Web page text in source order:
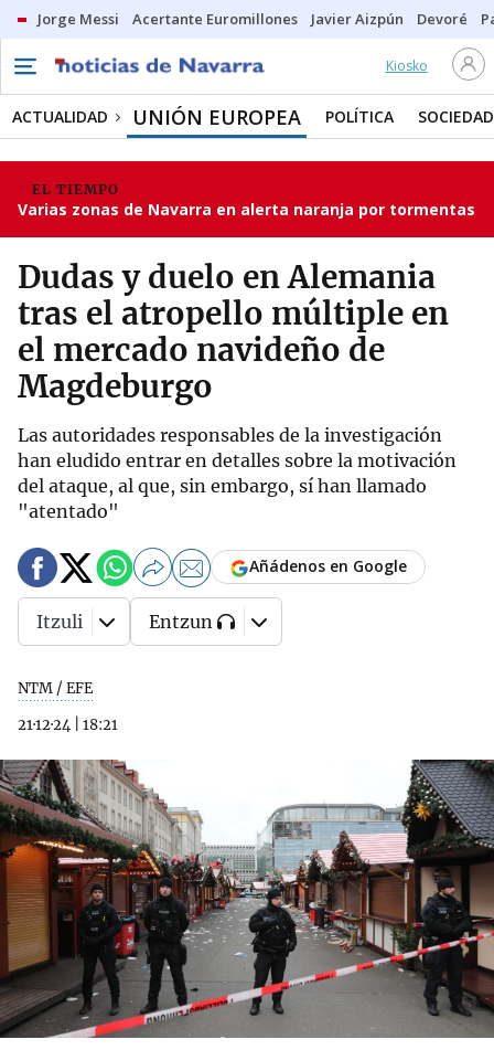
Jorge Messi Acertante Euromillones Javier Aizpún Devoré
Kiosko
ACTUALIDAD UNIÓN EUROPEA POLÍTICA SOCIEDAD
EL TIEMPO
Varias zonas de Navarra en alerta naranja por tormentas
Dudas y duelo en Alemania
tras el atropello múltiple en
el mercado navideño de
Magdeburgo
Las autoridades responsables de la investigación
han eludido entrar en detalles sobre la motivación
del ataque, al que, sin embargo, sí han llamado
"atentado"
NTM / EFE
21·12·24
18:21
Añádenos en Google
Itzuli Entzun